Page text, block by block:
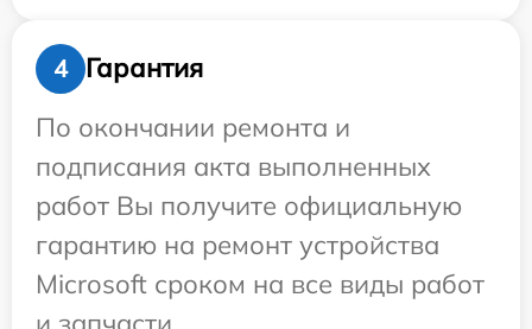
4
Гарантия
По окончании ремонта и
подписания акта выполненных
работ Вы получите официальную
гарантию на ремонт устройства
Microsoft сроком на все виды работ